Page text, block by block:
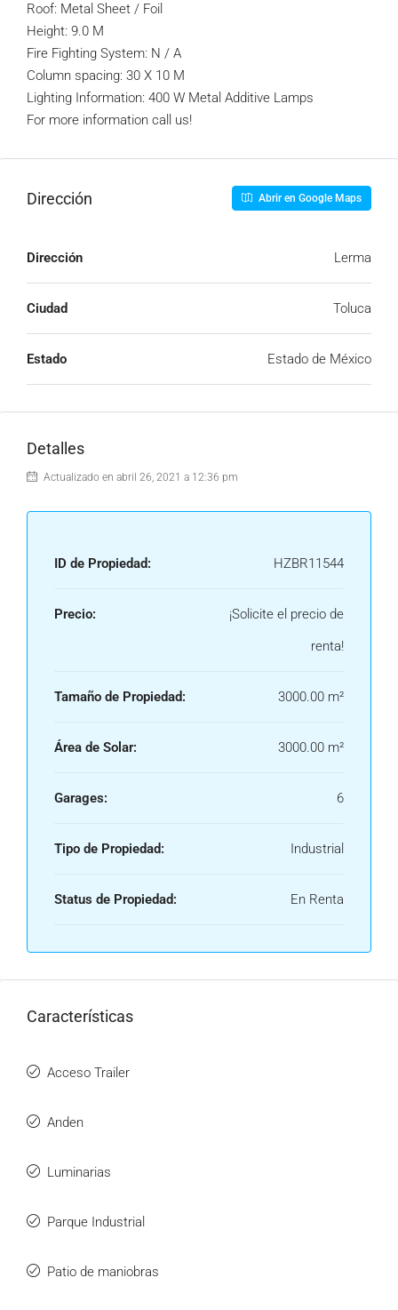
Roof: Metal Sheet / Foil
Height: 9.0 M
Fire Fighting System: N / A
Column spacing: 30 X 10 M
Lighting Information: 400 W Metal Additive Lamps
For more information call us!
Dirección Abrir en Google Maps
Dirección Lerma
Ciudad Toluca
Estado Estado de México
Detalles
Actualizado en abril 26, 2021 a 12:36 pm
ID de Propiedad: HZBR11544
Precio:
¡Solicite el precio de
renta!
Tamaño de Propiedad: 3000.00 m²
Área de Solar: 3000.00 m²
Garages: 6
Tipo de Propiedad: Industrial
Status de Propiedad: En Renta
Características
Acceso Trailer
Anden
Luminarias
Parque Industrial
Patio de maniobras